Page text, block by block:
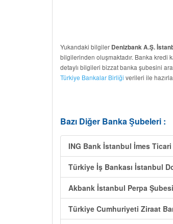
Yukarıdaki bilgiler Denizbank A.Ş.
bilgilerinden oluşmaktadır. Banka kredi
detaylı bilgileri bizzat banka şubesini
Türkiye Bankalar Birliği verileri ile
Bazı Diğer Banka Şubeleri :
ING Bank İstanbul İmes
Türkiye İş Bankası İstanbul
Akbank İstanbul Perpa Şubesi
Türkiye Cumhuriyeti Ziraat